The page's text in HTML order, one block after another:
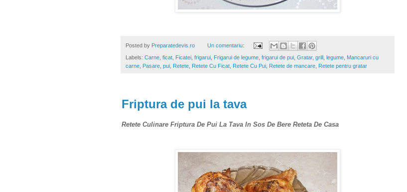
Posted by Preparatedevis.ro Un comentariu:
Labels: Carne ficat Ficatei frigarui Frigarui de legume frigarui de pui Gratar, grill legume Mancaruri cu
carne Pasare pui Retete Retete Cu Ficat Retete Cu Pui Retete de mancare Retete pentru gratar
Friptura de pui la tava
Retete Culinare Friptura De Pui La Tava In Sos De Bere Reteta De Casa